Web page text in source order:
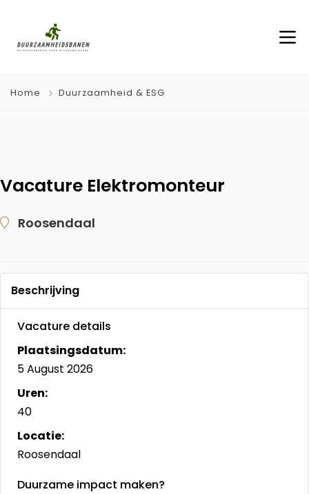
Home Duurzaamheid & ESG
Vacature Elektromonteur
Roosendaal
Beschrijving
Vacature details
Plaatsingsdatum:
5 August 2026
Uren:
40
Locatie:
Roosendaal
Duurzame impact maken?